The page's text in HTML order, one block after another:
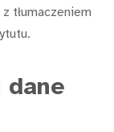
tłumaczeniem